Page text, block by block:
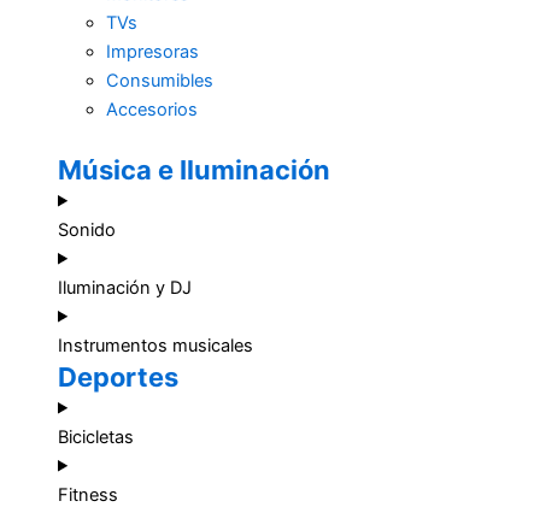
TVs
Impresoras
Consumibles
Accesorios
Música e Iluminación
Sonido
Iluminación y DJ
Instrumentos musicales
Deportes
Bicicletas
Fitness